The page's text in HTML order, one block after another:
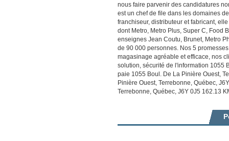
nous faire parvenir des candidatures
est un chef de file dans les domaines
franchiseur, distributeur et fabricant,
dont Metro, Metro Plus, Super C, Food
enseignes Jean Coutu, Brunet, Metro
de 90 000 personnes. Nos 5
magasinage agréable et efficace, nos
solution, sécurité de l'information 1055
paie 1055 Boul. De La Pinière Ouest,
Pinière Ouest, Terrebonne, Québec,
Terrebonne, Québec, J6Y 0J5 162.13